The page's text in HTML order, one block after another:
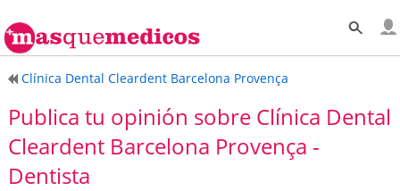
Clínica Dental Cleardent Barcelona Provença
Publica tu opinión sobre Clínica Dental
Cleardent Barcelona Provença -
Dentista